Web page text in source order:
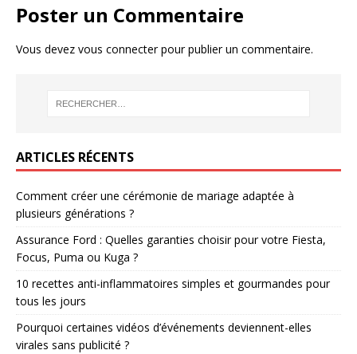
Poster un Commentaire
Vous devez vous connecterpour publier un commentaire.
ARTICLES RÉCENTS
Comment créer une cérémonie de mariage adaptée à
plusieurs générations ?
Assurance Ford : Quelles garanties choisir pour votre Fiesta,
Focus, Puma ou Kuga ?
10 recettes anti-inflammatoires simples et gourmandes pour
tous les jours
Pourquoi certaines vidéos d’événements deviennent-elles
virales sans publicité ?